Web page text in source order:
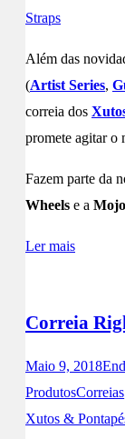
Straps
Além das
(Artist Series,
correia dos
promete agitar o
Fazem parte da
Wheels e a
Ler mais
Correia
Maio 9, 2018
ProdutosCorreias
Xutos &